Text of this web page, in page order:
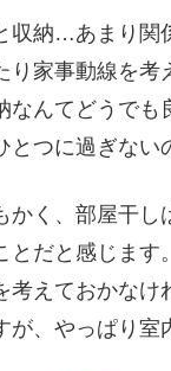
収納…あまり関
り家事動線を考
なんてどうでも
とつに過ぎない
かく、部屋干
とだと感じま
考えておかな
が、やっぱり室